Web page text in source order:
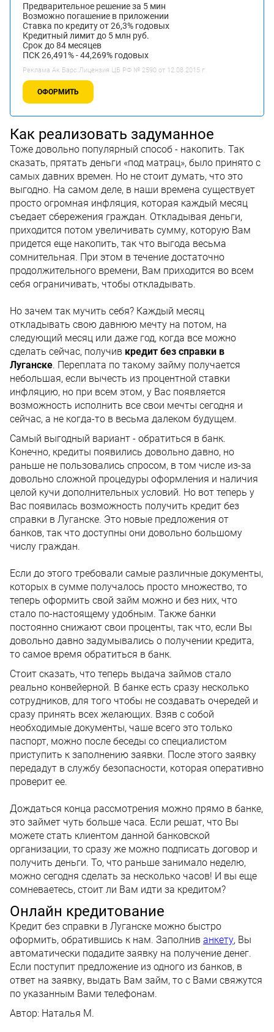
Предварительное решение за 5 мин
Возможно погашение в приложении
Ставка по кредиту от 26,3% годовых
Кредитный лимит до 5 млн руб.
Срок до 84 месяцев
ПСК 26,491% - 44,269% годовых
Реклама Ак Барс.Лицензия ЦБ РФ № 2590 от 12.08.2015 г.
ОФОРМИТЬ
Как реализовать задуманное
Тоже довольно популярный способ - накопить. Так
сказать, прятать деньги «под матрац», было принято с
самых давних времен. Но не стоит думать, что это
выгодно. На самом деле, в наши времена существует
просто огромная инфляция, которая каждый месяц
съедает сбережения граждан. Откладывая деньги,
приходится потом увеличивать сумму, которую Вам
придется еще накопить, так что выгода весьма
сомнительная. При этом в течение достаточно
продолжительного времени, Вам приходится во всем
себя ограничивать, чтобы откладывать.
Но зачем так мучить себя? Каждый месяц
откладывать свою давнюю мечту на потом, на
следующий месяц или даже год, когда все можно
сделать сейчас, получив кредит без справки в
Луганске. Переплата по такому займу получается
небольшая, если вычесть из процентной ставки
инфляцию, но при всем этом, у Вас появляется
возможность исполнить все свои мечты сегодня и
сейчас, а не когда-то в весьма далеком будущем.
Самый выгодный вариант - обратиться в банк.
Конечно, кредиты появились довольно давно, но
раньше не пользовались спросом, в том числе из-за
довольно сложной процедуры оформления и наличия
целой кучи дополнительных условий. Но вот теперь у
Вас появилась возможность получить кредит без
справки в Луганске. Это новые предложения от
банков, так что доступны они довольно большому
числу граждан.
Если до этого требовали самые различные документы,
которых в сумме получалось просто множество, то
теперь оформить свой займ можно и без них, что
стало по-настоящему удобным. Также банки
постоянно снижают свои проценты, так что, если Вы
довольно давно задумывались о получении кредита,
то самое время обратиться в банк.
Стоит сказать, что теперь выдача займов стало
реально конвейерной. В банке есть сразу несколько
сотрудников, для того чтобы не создавать очередей и
сразу принять всех желающих. Взяв с собой
необходимые документы, чаше всего это только
паспорт, можно после беседы со специалистом
приступить к заполнению заявки. После этого заявку
передадут в службу безопасности, которая оперативно
проверит ее.
Дождаться конца рассмотрения можно прямо в банке,
это займет чуть больше часа. Если решат, что Вы
можете стать клиентом данной банковской
организации, то сразу же можно подписать договор и
получить деньги. То, что раньше занимало неделю,
можно сегодня сделать за несколько часов! И вы еще
сомневаетесь, стоит ли Вам идти за кредитом?
Онлайн кредитование
Кредит без справки в Луганске можно быстро
оформить, обратившись к нам. Заполнив анкету, Вы
автоматически подадите заявку на получение денег.
Если поступит предложение из одного из банков, в
ответ на заявку, выдать Вам займ, то с Вами свяжутся
по указанным Вами телефонам.
Автор: Наталья М.